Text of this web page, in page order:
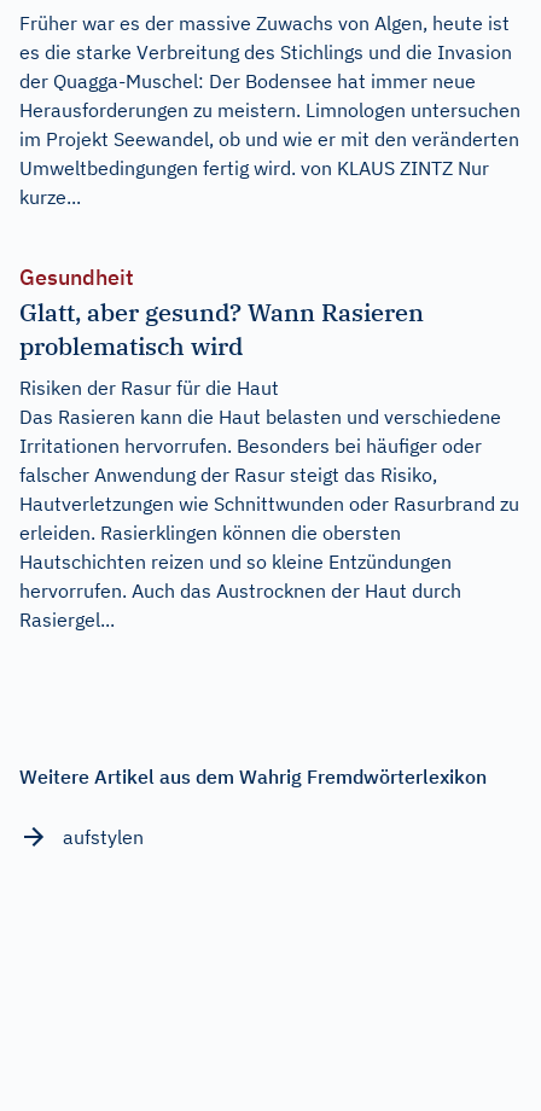
Früher war es der massive Zuwachs von Algen, heute ist
es die starke Verbreitung des Stichlings und die Invasion
der Quagga-Muschel: Der Bodensee hat immer neue
Herausforderungen zu meistern. Limnologen untersuchen
im Projekt Seewandel, ob und wie er mit den veränderten
Umweltbedingungen fertig wird. von KLAUS ZINTZ Nur
kurze...
Gesundheit
Glatt, aber gesund? Wann Rasieren
problematisch wird
Risiken der Rasur für die Haut
Das Rasieren kann die Haut belasten und verschiedene
Irritationen hervorrufen. Besonders bei häufiger oder
falscher Anwendung der Rasur steigt das Risiko,
Hautverletzungen wie Schnittwunden oder Rasurbrand zu
erleiden. Rasierklingen können die obersten
Hautschichten reizen und so kleine Entzündungen
hervorrufen. Auch das Austrocknen der Haut durch
Rasiergel...
Weitere Artikel aus dem Wahrig Fremdwörterlexikon
aufstylen